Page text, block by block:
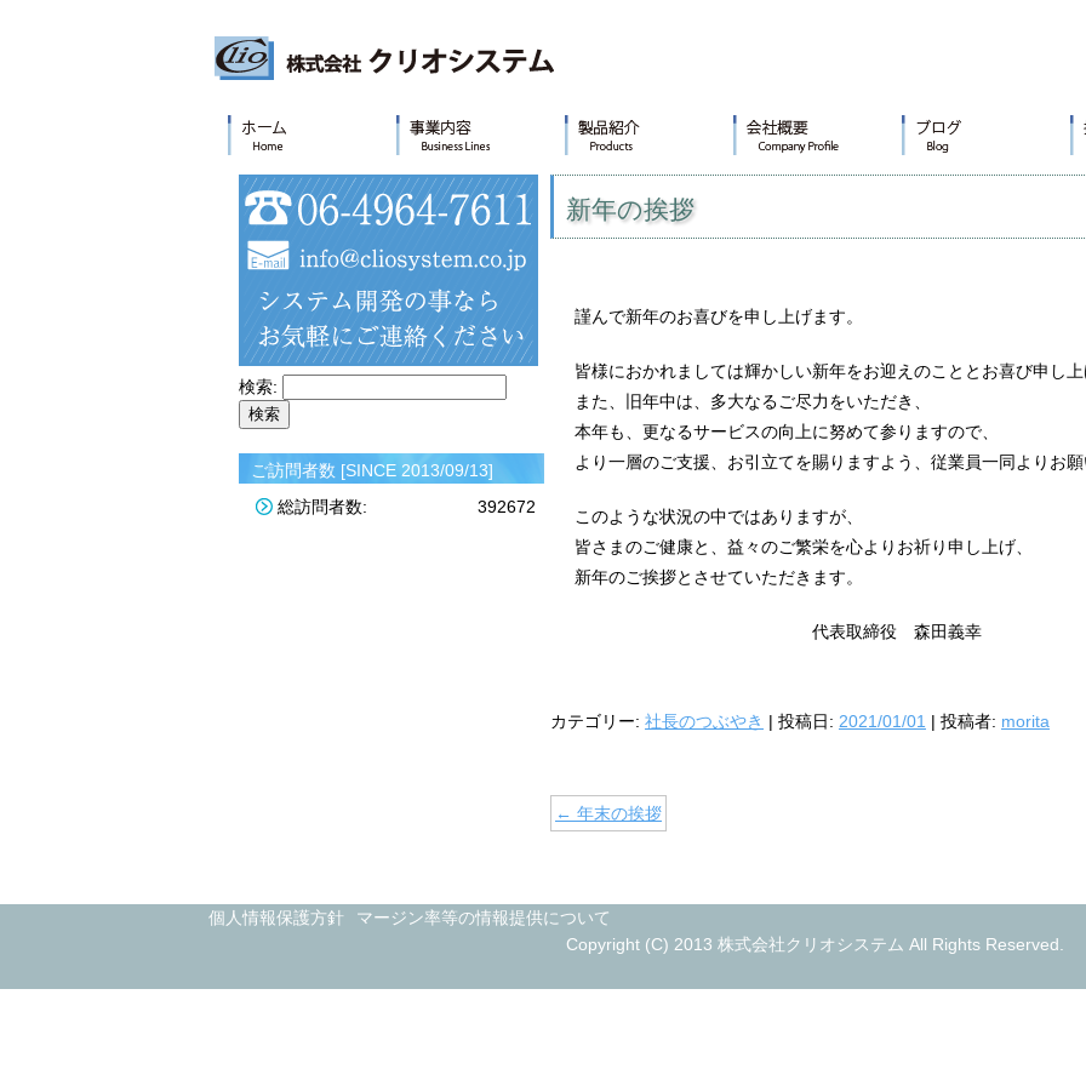
検索:
ご訪問者数 [SINCE 2013/09/13]
392672
総訪問者数:
新年の挨拶
謹んで新年のお喜びを申し上げます。
皆様におかれましては輝かしい新年をお迎えのこととお喜び申し上
また、旧年中は、多大なるご尽力をいただき、
本年も、更なるサービスの向上に努めて参りますので、
より一層のご支援、お引立てを賜りますよう、従業員一同よりお願
このような状況の中ではありますが、
皆さまのご健康と、益々のご繁栄を心よりお祈り申し上げ、
新年のご挨拶とさせていただきます。
代表取締役 森田義幸
カテゴリー: 社長のつぶやき | 投稿日: 2021/01/01 | 投稿者: morita
← 年末の挨拶
個人情報保護方針
マージン率等の情報提供について
Copyright (C) 2013 株式会社クリオシステム All Rights Reserved.